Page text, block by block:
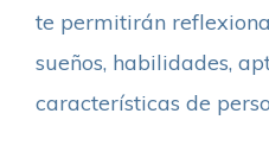
te permitirán
sueños, habilidades,
características de